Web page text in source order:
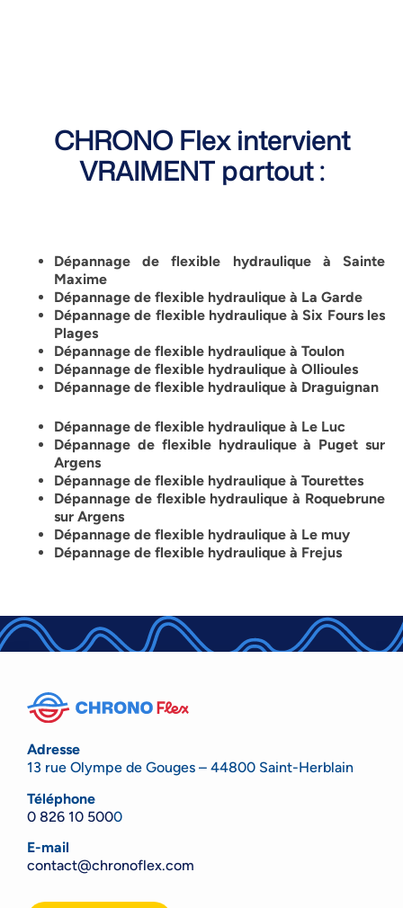
CHRONO Flex intervient
VRAIMENT partout :
Dépannage de flexible hydraulique à Sainte
Maxime
Dépannage de flexible hydraulique à La Garde
Dépannage de flexible hydraulique à Six Fours les
Plages
Dépannage de flexible hydraulique à Toulon
Dépannage de flexible hydraulique à Ollioules
Dépannage de flexible hydraulique à Draguignan
Dépannage de flexible hydraulique à Le Luc
Dépannage de flexible hydraulique à Puget sur
Argens
Dépannage de flexible hydraulique à Tourettes
Dépannage de flexible hydraulique à Roquebrune
sur Argens
Dépannage de flexible hydraulique à Le muy
Dépannage de flexible hydraulique à Frejus
Adresse
13 rue Olympe de Gouges – 44800 Saint-Herblain
Téléphone
0 826 10 5000
E-mail
contact@chronoflex.com